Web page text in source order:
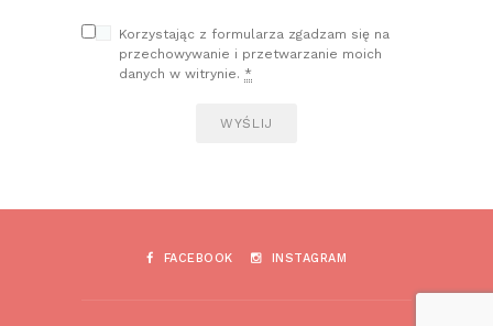
Korzystając z formularza zgadzam się na
przechowywanie i przetwarzanie moich
danych w witrynie. *
FACEBOOK INSTAGRAM